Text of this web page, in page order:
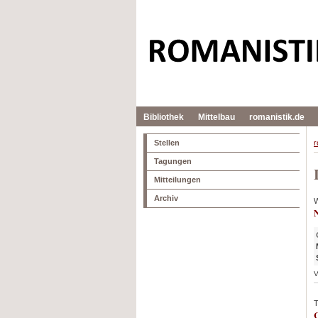
Bibliothek Mittelbau romanistik.de
Stellen
Tagungen
Mitteilungen
Archiv